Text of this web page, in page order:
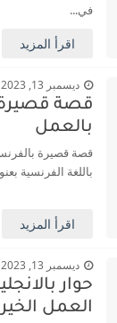
في...
اقرأ المزيد
ديسمبر 13, 2023
قصة قصيرة
بالعمل
قصة قصيرة
باللغة الفرنسية
اقرأ المزيد
ديسمبر 13, 2023
حوار
العمل